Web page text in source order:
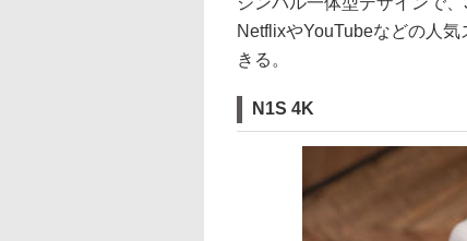
NetflixやYouTubeなどの人
きる。
N1S 4K